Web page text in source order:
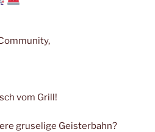
vom Grill!
gruselige Geisterbahn?